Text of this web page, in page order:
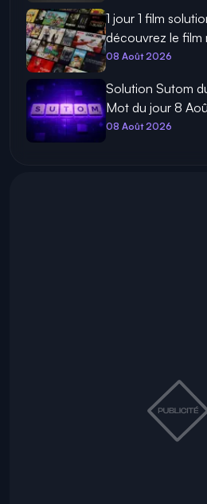
1 jour 1 film
découvrez le film
08 Août 2026
Solution Sutom
Mot du jour 8
08 Août 2026